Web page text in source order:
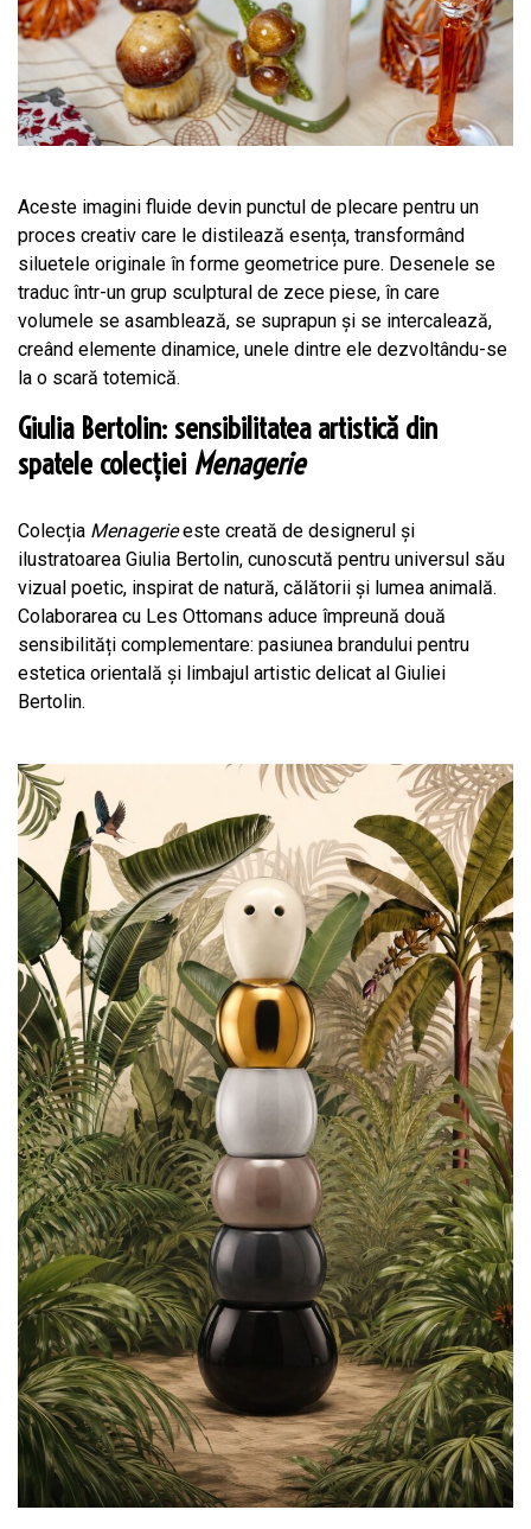
Aceste imagini fluide devin punctul de plecare pentru un
proces creativ care le distilează esența, transformând
siluetele originale în forme geometrice pure. Desenele se
traduc într-un grup sculptural de zece piese, în care
volumele se asamblează, se suprapun și se intercalează,
creând elemente dinamice, unele dintre ele dezvoltându-se
la o scară totemică.
Giulia Bertolin: sensibilitatea artistică din
spatele colecției Menagerie
Colecția Menagerieeste creată de designerul și
ilustratoarea Giulia Bertolin, cunoscută pentru universul său
vizual poetic, inspirat de natură, călătorii și lumea animală.
Colaborarea cu Les Ottomans aduce împreună două
sensibilități complementare: pasiunea brandului pentru
estetica orientală și limbajul artistic delicat al Giuliei
Bertolin.